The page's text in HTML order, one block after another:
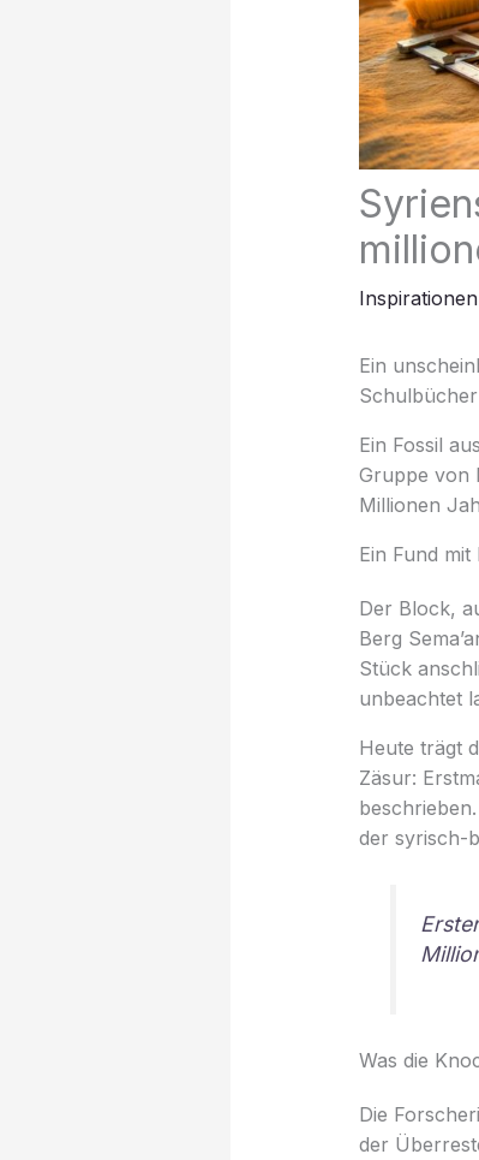
Inspirationen
Ein
Ein Fossil
Gruppe von
Millionen
Ein Fund
Der Block,
Berg
Stück
unbeachtet
Heute trägt
Zäsur:
der syrisch-
Was die
Die
der